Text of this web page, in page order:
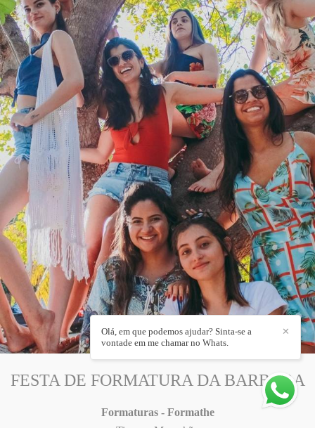
FESTA DE FORMATURA DA BARBARA
Formaturas - Formathe
✕
Olá, em que podemos ajudar? Sinta-se a
vontade em me chamar no Whats.